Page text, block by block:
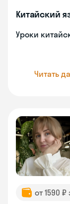
Китайский
Уроки
Читать
от 1590